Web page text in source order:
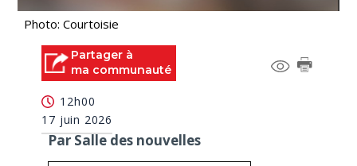
Photo: Courtoisie
Partager à
ma communauté
12h00
17 juin 2026
Par Salle des nouvelles